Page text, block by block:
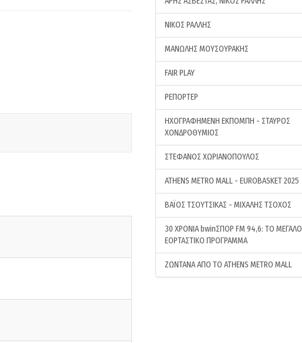
ΝΙΚΟΣ ΡΑΛΛΗΣ
ΜΑΝΩΛΗΣ ΜΟΥΣΟΥΡΑΚΗΣ
FAIR PLAY
ΡΕΠΟΡΤΕΡ
ΗΧΟΓΡΑΦΗΜΕΝΗ ΕΚΠΟΜΠΗ - ΣΤΑΥΡΟΣ
ΧΟΝΔΡΟΘΥΜΙΟΣ
ΣΤΕΦΑΝΟΣ ΧΩΡΙΑΝΟΠΟΥΛΟΣ
ATHENS METRO MALL - EUROBASKET 2025
ΒΑΪΟΣ ΤΣΟΥΤΣΙΚΑΣ - ΜΙΧΑΛΗΣ ΤΣΟΧΟΣ
30 ΧΡΟΝΙΑ bwinΣΠΟΡ FM 94,6: ΤΟ ΜΕΓΑΛΟ
ΕΟΡΤΑΣΤΙΚΟ ΠΡΟΓΡΑΜΜΑ
ΖΩΝΤΑΝΑ ΑΠΟ ΤΟ ATHENS METRO MALL